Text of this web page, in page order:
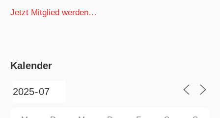
Jetzt Mitglied werden…
Kalender